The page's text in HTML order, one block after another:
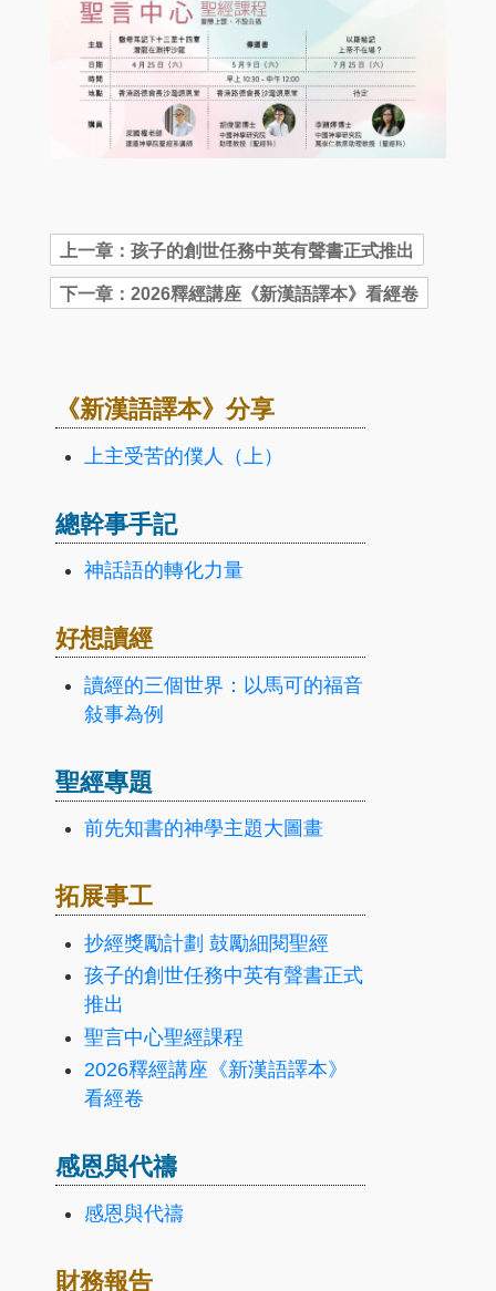
《新漢語譯本》分享
上主受苦的僕人（上）
總幹事手記
神話語的轉化力量
好想讀經
讀經的三個世界：以馬可的福音
敍事為例
聖經專題
前先知書的神學主題大圖畫
拓展事工
抄經獎勵計劃 鼓勵細閱聖經
孩子的創世任務中英有聲書正式
推出
聖言中心聖經課程
2026釋經講座《新漢語譯本》
看經卷
感恩與代禱
感恩與代禱
財務報告